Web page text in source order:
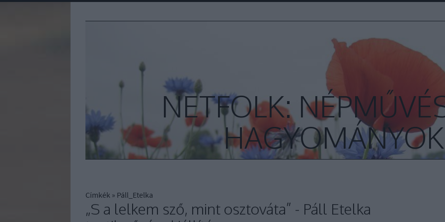
NETFOLK:
HAGYOMÁNYOK
Címkék » Páll_Etelka
„S a lelkem sző, mint osztováta” - Páll Etelka